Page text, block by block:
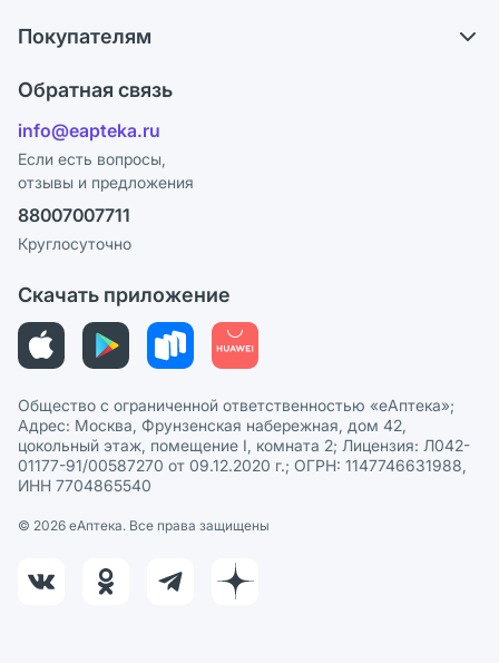
Ответы на вопросы
Блог
Карьера
Поставщики
Лицензия
Реклама на сайте
Ваши товары на ЕАПТЕКЕ
Покупателям
Программа СберСпасибо
Политика конфиденциальности
Пользовательское соглашение
Политика рекомендаций
Этика и соответствие
Политика в отношении обработки персональных данных
Обратная связь
info@eapteka.ru
Если есть вопросы,
отзывы и предложения
88007007711
Круглосуточно
Скачать приложение
Общество с ограниченной ответственностью «еАптека»;
Адрес: Москва, Фрунзенская набережная, дом 42,
цокольный этаж, помещение I, комната 2; Лицензия: Л042-
01177-91/00587270 от 09.12.2020 г.; ОГРН: 1147746631988,
ИНН 7704865540
© 2026 eАптека. Все права защищены